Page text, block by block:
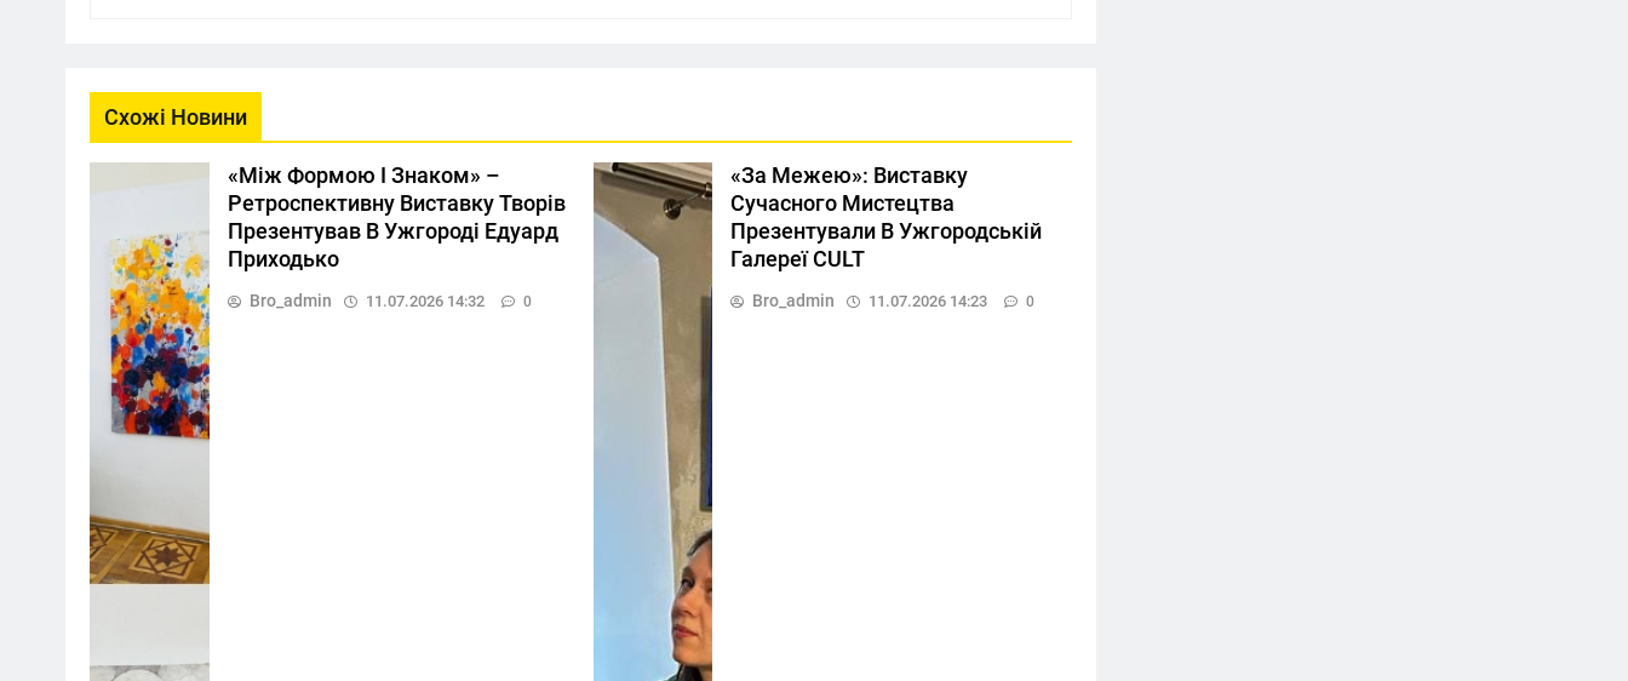
Схожі Новини
«Між Формою І Знаком» –
Ретроспективну Виставку Творів
Презентував В Ужгороді Едуард
Приходько
Bro_admin 11.07.2026 14:32 0
«За Межею»: Виставку
Сучасного Мистецтва
Презентували В Ужгородській
Галереї CULT
Bro_admin 11.07.2026 14:23 0